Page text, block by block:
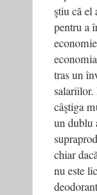
ştiu că el
pentru a
tras un
câştiga
un dublu
chiar
nu este